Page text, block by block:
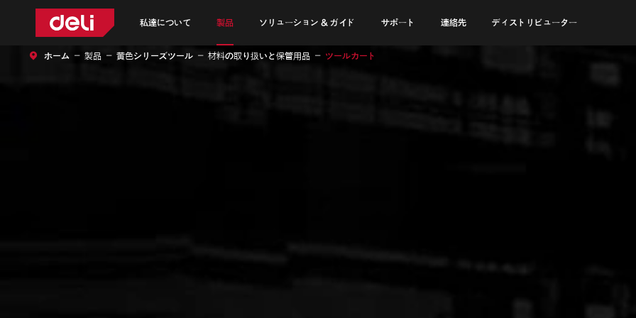
私達について 製品 ソリューション & ガイド サポート 連絡先 ディストリビューター
ホーム 製品 黄色シリーズツール 材料の取り扱いと保管用品 ツールカート